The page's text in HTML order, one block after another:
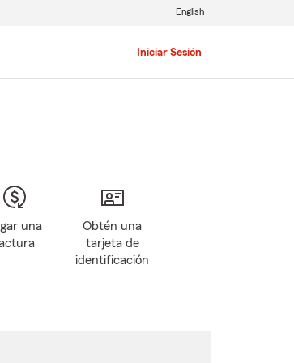
Iniciar Sesión
English
una
Obtén una
tarjeta de
identificación